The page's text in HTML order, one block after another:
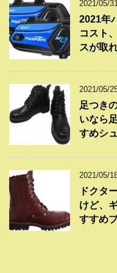
2021/05/31
2021年
コスト
スが取
2021/05/
足つき
いなら
すめシ
2021/05/
ドクタ
けど、
すすめ